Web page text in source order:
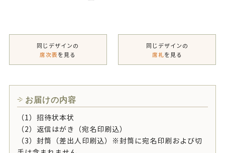
同じデザインの
席次表 を見る
同じデザインの
席札を見る
お届けの内容
（1）招待状本状
（2）返信はがき（宛名印刷込）
（3）封筒（差出人印刷込）※封筒に宛名印刷および切